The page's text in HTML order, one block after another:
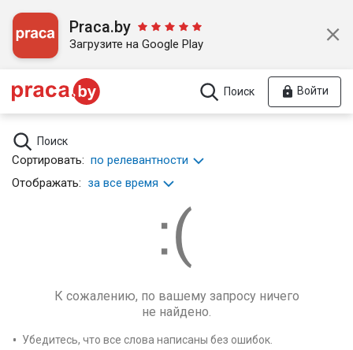
Praca.by
Загрузите на Google Play
Поиск Войти
Поиск
Сортировать: по релевантности
Отображать: за все время
К сожалению, по вашему запросу ничего
не найдено.
Убедитесь, что все слова написаны без ошибок.